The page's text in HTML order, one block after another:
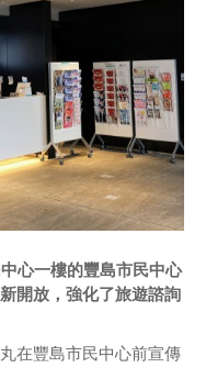
心一樓的豐島市民中心
開放，強化了旅遊諮詢
在豐島市民中心前宣傳